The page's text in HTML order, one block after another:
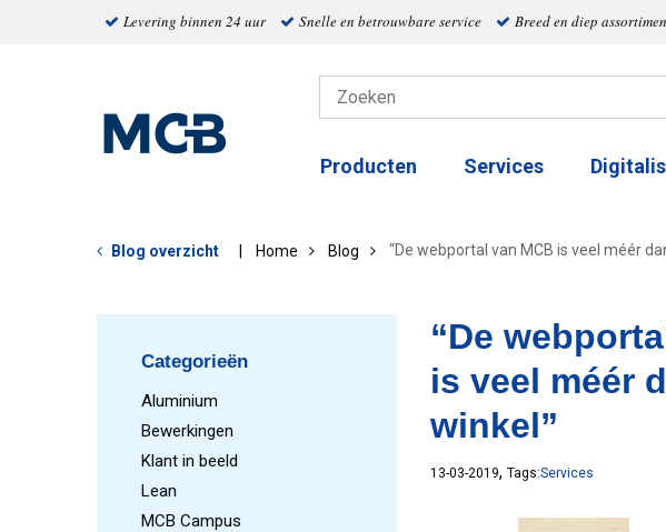
Levering binnen 24 uur Snelle en betrouwbare service Breed en diep
Producten Services
Blog overzicht Home Blog “De webportal van MCB is veel méér
Categorieën
Aluminium
Bewerkingen
Klant in beeld
Lean
MCB Campus
“De
is veel méér
winkel”
13-03-2019, Tags:Services